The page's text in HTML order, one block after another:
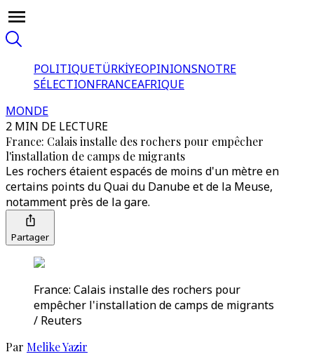
POLITIQUETÜRKİYEOPINIONSNOTRE
SÉLECTIONFRANCEAFRIQUE
MONDE
2 MIN DE LECTURE
France: Calais installe des rochers pour empêcher
l'installation de camps de migrants
Les rochers étaient espacés de moins d'un mètre en
certains points du Quai du Danube et de la Meuse,
notamment près de la gare.
Partager
France: Calais installe des rochers pour
empêcher l'installation de camps de migrants
/ Reuters
Par Melike Yazir